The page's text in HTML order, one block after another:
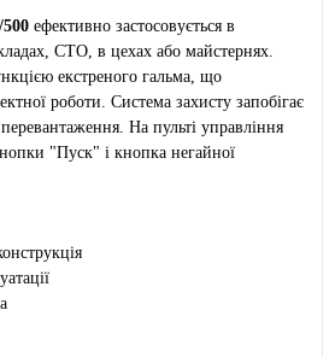
ефективно застосовується в
СТО, в цехах або майстернях.
екстреного гальма, що
роботи. Система захисту запобігає
На пульті управління
"Пуск" і кнопка негайної